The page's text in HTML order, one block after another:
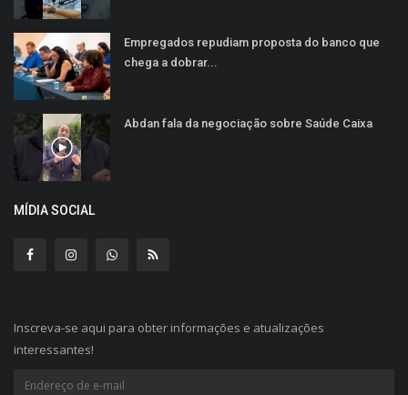
Empregados repudiam proposta do banco que
chega a dobrar...
Abdan fala da negociação sobre Saúde Caixa
MÍDIA SOCIAL
Inscreva-se aqui para obter informações e atualizações
interessantes!